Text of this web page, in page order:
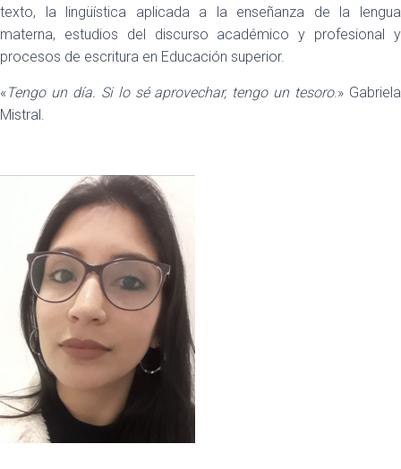
texto, la lingüística aplicada a la enseñanza de la lengua
materna, estudios del discurso académico y profesional y
procesos de escritura en Educación superior.
«Tengo un día. Si lo sé aprovechar, tengo un tesoro.» Gabriela
Mistral.